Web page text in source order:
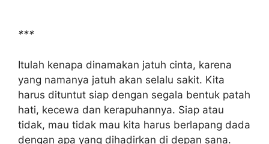
***
Itulah kenapa dinamakan jatuh cinta, karena
yang namanya jatuh akan selalu sakit. Kita
harus dituntut siap dengan segala bentuk patah
hati, kecewa dan kerapuhannya. Siap atau
tidak, mau tidak mau kita harus berlapang dada
dengan apa yang dihadirkan di depan sana.